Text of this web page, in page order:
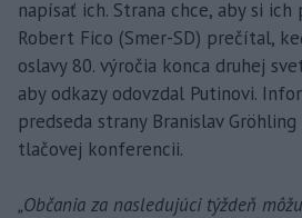
napísať ich. Strana chce, aby si ich
Robert Fico (Smer-SD) prečítal,
oslavy 80. výročia konca druhej
aby odkazy odovzdal Putinovi.
predseda strany Branislav
tlačovej konferencii.
„Občania za nasledujúci týždeň